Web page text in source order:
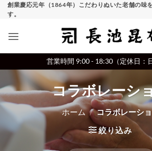
Skip創業慶応元年（1864年）こだわりぬいた老舗の味
す。
営業時間 9:00 - 18:30（定休日：
コラボレーシ
ホーム / コラボレーシ
絞り込み